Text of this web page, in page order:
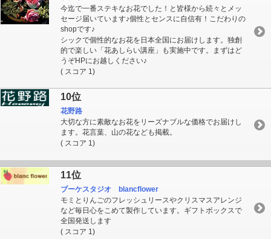
今迄で一番ステキなお花でした！と皆様から続々とメッ
セージ届いています♪個性とセンスに自信有！こだわりの
shopです♪
シックで個性的なお花を日本全国にお届けします。独創
的で楽しい「花あしらい講座」も実施中です。まずはど
うぞHPにお越しください♪
( スコア 1)
10位
花野路
大切な方に素敵なお花をリーズナブルな価格でお届けし
ます。花言葉、山の花なども掲載。
( スコア 1)
11位
ブーケスタジオ blancflower
モミとりんごのフレッシュリースやクリスマスアレンジ
など毎日心をこめて製作しています。ギフトボックスで
全国発送します
( スコア 1)